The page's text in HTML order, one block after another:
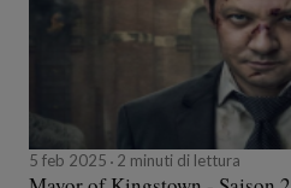
5 feb 2025 2 minuti di lettura